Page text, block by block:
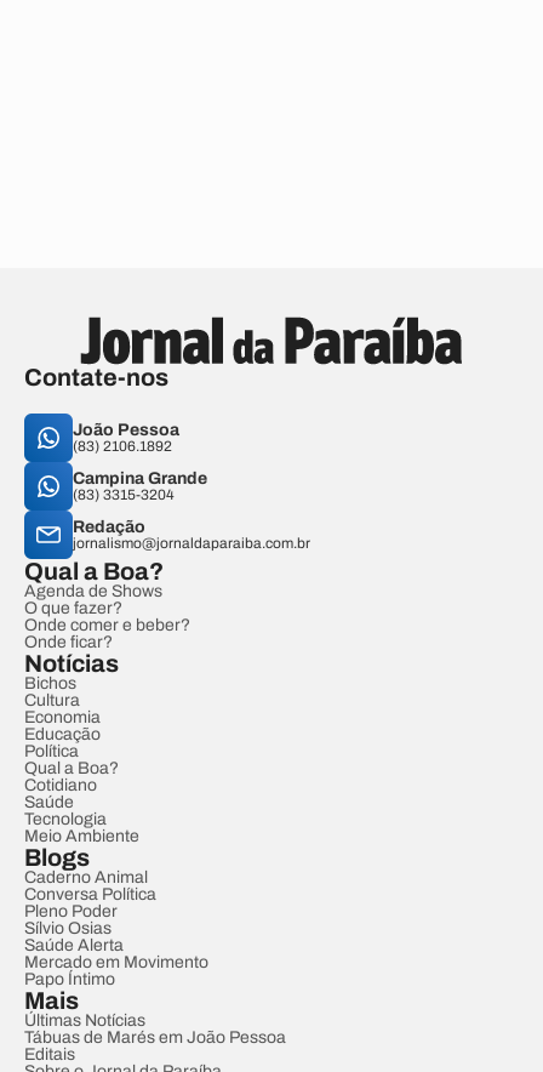
Contate-nos
João Pessoa
(83) 2106.1892
Campina Grande
(83) 3315-3204
Redação
jornalismo@jornaldaparaiba.com.br
Qual a Boa?
Agenda de Shows
O que fazer?
Onde comer e beber?
Onde ficar?
Notícias
Bichos
Cultura
Economia
Educação
Política
Qual a Boa?
Cotidiano
Saúde
Tecnologia
Meio Ambiente
Blogs
Caderno Animal
Conversa Política
Pleno Poder
Sílvio Osias
Saúde Alerta
Mercado em Movimento
Papo Íntimo
Mais
Últimas Notícias
Tábuas de Marés em João Pessoa
Editais